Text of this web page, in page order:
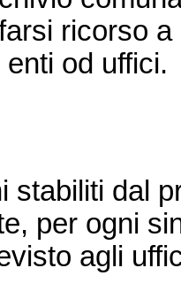
ricorso
od uffici.
dal
per ogni
agli